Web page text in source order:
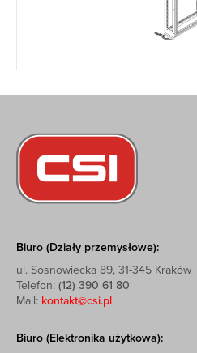
Biuro (Działy przemysłowe):
ul. Sosnowiecka 89, 31-345 Kraków
Telefon: (12) 390 61 80
Mail: kontakt@csi.pl
Biuro (Elektronika użytkowa):